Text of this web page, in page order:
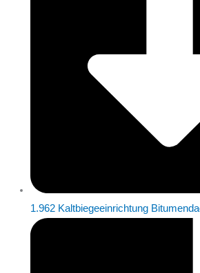
1.962 Kaltbiegeeinrichtung